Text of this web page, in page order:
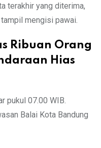
terakhir yang diterima,
mengisi pawai.
Ribuan Orang
Hias
pukul 07.00 WIB.
Balai Kota Bandung